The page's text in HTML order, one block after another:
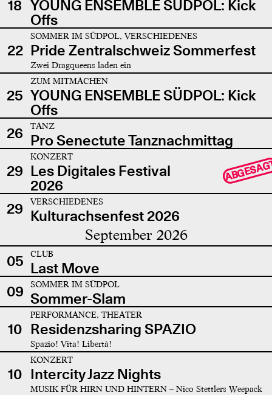
18 YOUNG ENSEMBLE SÜDPOL: Kick
Offs
22
SOMMER IM SÜDPOL, VERSCHIEDENES
Pride Zentralschweiz Sommerfest
Zwei Dragqueens laden ein
25
ZUM MITMACHEN
YOUNG ENSEMBLE SÜDPOL: Kick
Offs
26
TANZ
Pro Senectute Tanznachmittag
29
KONZERT
Les Digitales Festival
2026
29 VERSCHIEDENES
Kulturachsenfest 2026
September 2026
05 CLUB
Last Move
09
SOMMER IM SÜDPOL
Sommer-Slam
10
PERFORMANCE, THEATER
Residenzsharing SPAZIO
Spazio! Vita! Libertà!
10
KONZERT
Intercity Jazz Nights
MUSIK FÜR HIRN UND HINTERN – Nico Stettlers Weepack